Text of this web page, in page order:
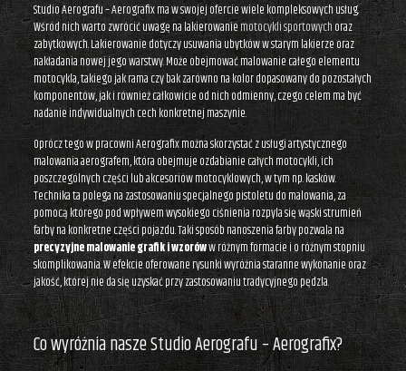
Studio Aerografu – Aerografix ma w swojej ofercie wiele kompleksowych usług.
Wśród nich warto zwrócić uwagę na lakierowaniemotocykli sportowychoraz
zabytkowych. Lakierowanie dotyczy usuwania ubytków w starym lakierze oraz
nakładania nowej jego warstwy. Może obejmować malowanie całego elementu
motocykla, takiego jak rama czy bak zarówno na kolor dopasowany do pozostałych
komponentów, jak i również całkowicie od nich odmienny, czego celem ma być
nadanie indywidualnych cech konkretnej maszynie.
Oprócz tego w pracowni Aerografix można skorzystać z usługi artystycznego
malowania aerografem, która obejmuje ozdabianie całych motocykli, ich
poszczególnych części lub akcesoriów motocyklowych, w tym np. kasków.
Technika ta polega na zastosowaniu specjalnego pistoletu do malowania, za
pomocą którego pod wpływem wysokiego ciśnienia rozpyla się wąski strumień
farby na konkretne części pojazdu. Taki sposób nanoszenia farby pozwala na
precyzyjne malowanie grafik i wzoróww różnym formacie i o różnym stopniu
skomplikowania. W efekcie oferowane rysunki wyróżnia staranne wykonanie oraz
jakość, której nie da się uzyskać przy zastosowaniu tradycyjnego pędzla.
Co wyróżnia nasze Studio Aerografu – Aerografix?